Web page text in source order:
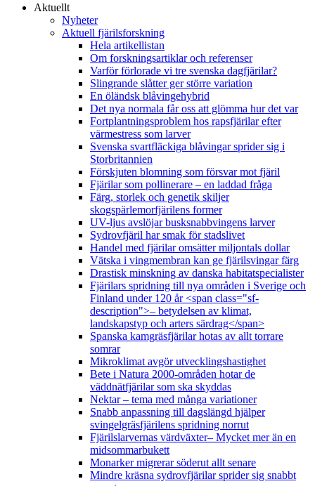
Aktuellt
Nyheter
Aktuell fjärilsforskning
Hela artikellistan
Om forskningsartiklar och referenser
Varför förlorade vi tre svenska dagfjärilar?
Slingrande slåtter ger större variation
En öländsk blåvingehybrid
Det nya normala får oss att glömma hur det var
Fortplantningsproblem hos rapsfjärilar efter
värmestress som larver
Svenska svartfläckiga blåvingar sprider sig i
Storbritannien
Förskjuten blomning som försvar mot fjäril
Fjärilar som pollinerare – en laddad fråga
Färg, storlek och genetik skiljer
skogspärlemorfjärilens former
UV-ljus avslöjar busksnabbvingens larver
Sydrovfjäril har smak för stadslivet
Handel med fjärilar omsätter miljontals dollar
Vätska i vingmembran kan ge fjärilsvingar färg
Drastisk minskning av danska habitatspecialister
Fjärilars spridning till nya områden i Sverige och
Finland under 120 år <span class="sf-
description">– betydelsen av klimat,
landskapstyp och arters särdrag</span>
Spanska kamgräsfjärilar hotas av allt torrare
somrar
Mikroklimat avgör utvecklingshastighet
Bete i Natura 2000-områden hotar de
väddnätfjärilar som ska skyddas
Nektar – tema med många variationer
Snabb anpassning till dagslängd hjälper
svingelgräsfjärilens spridning norrut
Fjärilslarvernas värdväxter– Mycket mer än en
midsommarbukett
Monarker migrerar söderut allt senare
Mindre kräsna sydrovfjärilar sprider sig snabbt